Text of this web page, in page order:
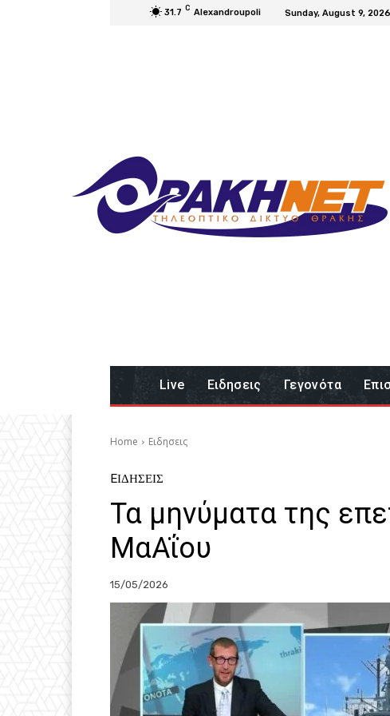
31.7 C Alexandroupoli Sunday, August 9, 2026
Live Eιδησεις Γεγονότα
Home Eιδησεις
EΙΔΗΣΕΙΣ
Τα μηνύματα της
ΜαΑΐου
15/05/2026